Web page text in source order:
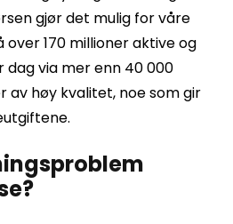
gjør det mulig for våre
170 millioner aktive og
dag via mer enn 40 000
av høy kvalitet, noe som gir